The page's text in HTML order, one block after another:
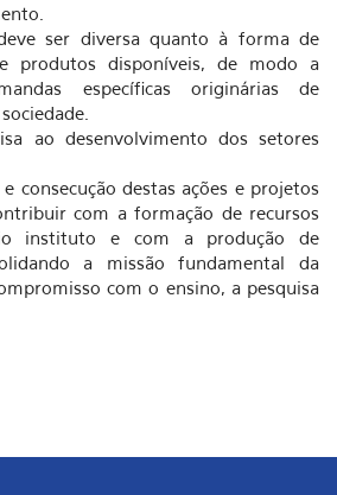
ser diversa quanto à forma de
produtos disponíveis, de modo a
específicas originárias de
ao desenvolvimento dos setores
consecução destas ações e projetos
com a formação de recursos
instituto e com a produção de
a missão fundamental da
com o ensino, a pesquisa